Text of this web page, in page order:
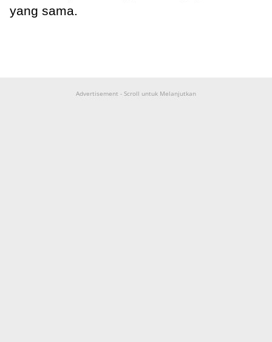
yang sama.
Advertisement - Scroll untuk Melanjutkan